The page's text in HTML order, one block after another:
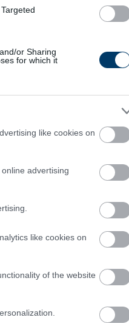
or Sharing
for which it
like cookies on
advertising
like cookies on
of the website
könnyen
helyeken.
fejlődnek és
megerősítsd a köztetek lévő
és egészséges életet